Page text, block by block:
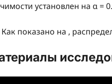
установлен на α =
Как показано на ,